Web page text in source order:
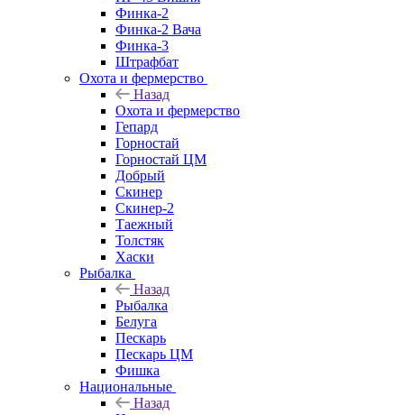
Финка-2
Финка-2 Вача
Финка-3
Штрафбат
Охота и фермерство
Назад
Охота и фермерство
Гепард
Горностай
Горностай ЦМ
Добрый
Скинер
Скинер-2
Таежный
Толстяк
Хаски
Рыбалка
Назад
Рыбалка
Белуга
Пескарь
Пескарь ЦМ
Фишка
Национальные
Назад